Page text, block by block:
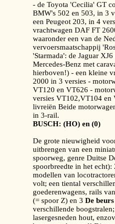
- de Toyota 'Cecilia' GT
BMW's 502 en 503, in 3
een Peugeot 203, in 4
vrachtwagen DAF FT
waaronder een van de
vervoersmaatschappij
'Starmada': de Jaguar
Mercedes-Benz met
hierboven!) - een kleine
2000 in 3 versies -
VT120 en VT626 -
versies VT102,VT104 en
livreiën Beide
in 3-rail.
BUSCH: (HO) en (0)
De grote nieuwigheid
uitbrengen van een
spoorweg, genre Duitse
spoorbreedte in het echt):
modellen van
volt; een tiental
goederenwagens, rails
(= spoor Z) en 3 De
verschillende
lasergesneden hout,